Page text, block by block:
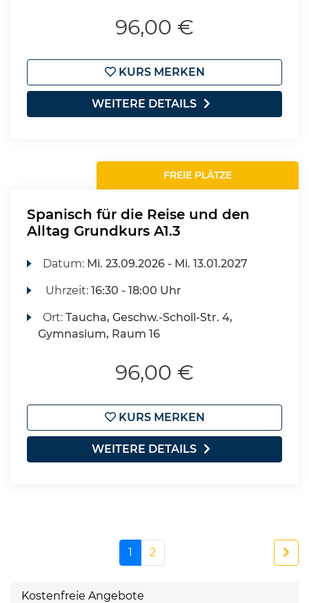
96,00 €
KURS MERKEN
WEITERE DETAILS
FREIE PLÄTZE
Spanisch für die Reise und den
Alltag Grundkurs A1.3
Datum: Mi. 23.09.2026 - Mi. 13.01.2027
Uhrzeit:16:30 - 18:00 Uhr
Ort:Taucha, Geschw.-Scholl-Str. 4,
Gymnasium, Raum 16
96,00 €
KURS MERKEN
WEITERE DETAILS
1 2
Kostenfreie Angebote